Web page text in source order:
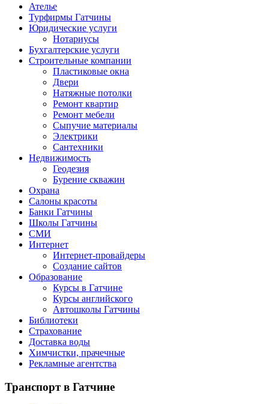
Ателье
Турфирмы Гатчины
Юридические услуги
Нотариусы
Бухгалтерские услуги
Строительные компании
Пластиковые окна
Двери
Натяжные потолки
Ремонт квартир
Ремонт мебели
Сыпучие материалы
Электрики
Сантехники
Недвижимость
Геодезия
Бурение скважин
Охрана
Салоны красоты
Банки Гатчины
Школы Гатчины
СМИ
Интернет
Интернет-провайдеры
Создание сайтов
Образование
Курсы в Гатчине
Курсы английского
Автошколы Гатчины
Библиотеки
Страхование
Доставка воды
Химчистки, прачечные
Рекламные агентства
Транспортв Гатчине